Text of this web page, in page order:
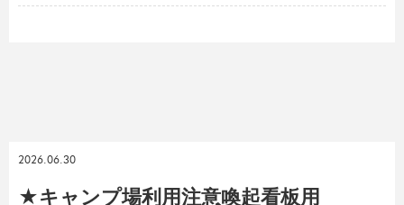
2026.06.30
★キャンプ場利用注意喚起看板用